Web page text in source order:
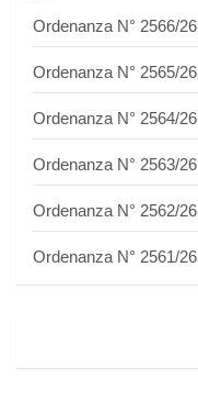
Ordenanza N° 2566/26
Ordenanza N° 2565/26
Ordenanza N° 2564/26
Ordenanza N° 2563/26
Ordenanza N° 2562/26
Ordenanza N° 2561/26